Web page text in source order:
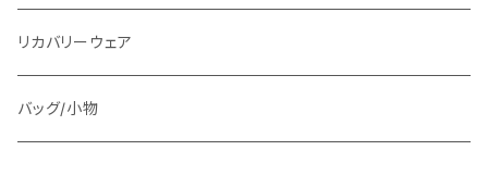
TAION
マウンテンパーカー/アウトドア
ダウン / 中綿アウター
ワイシャツ
ニット/Tシャツ/カットソー
スウェット/パーカー
アウター
トップス（ブラウス/カットソー）
ジャケット
リカバリーウェア
バッグ/小物